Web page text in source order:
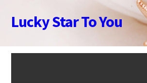
Đi
đến
hướng
Chuyển
đến
dung
Lucky Star To You
Trang chủ